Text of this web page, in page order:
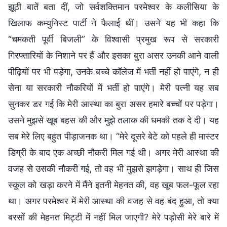
झूठी बातें बता दीं, जो सर्वशक्तिमान परमेश्वर के कलीसिया के
खिलाफ कम्युनिस्ट पार्टी ने फैलाई थीं। उसने यह भी कहा कि
“चमकती पूर्वी बिजली” के विश्वासी प्रमुख रूप से सरकारी
गिरफ्तारियों के निशाने पर हैं और इसका बुरा असर उनकी आने वाली
पीढ़ियों पर भी पड़ेगा, उनके बच्चे कॉलेज में भर्ती नहीं हो पाएंगे, न ही
सेना या सरकारी नौकरियों में भर्ती हो पाएंगे। मेरी पत्नी यह सब
सुनकर डर गई कि मेरी आस्था का बुरा असर हमारे बच्चों पर पड़ेगा।
उसने मुझसे खूब बहस की और मुझे तलाक की धमकी तक दे दी। यह
सब मेरे लिए बहुत पीड़ाजनक था। “मेरे दूसरे बेटे को पहले ही मास्टर
डिग्री के बाद एक अच्छी नौकरी मिल गई थी। अगर मेरी आस्था की
वजह से उसकी नौकरी गई, तो वह भी मुझसे झगड़ेगा। साथ ही जिस
स्कूल को खड़ा करने में मैंने इतनी मेहनत की, वह खूब फल-फूल रहा
था। अगर परमेश्वर में मेरी आस्था की वजह से वह बंद हुआ, तो क्या
बरसों की मेहनत मिट्टी में नहीं मिल जाएगी? मेरे पड़ोसी मेरे बारे में